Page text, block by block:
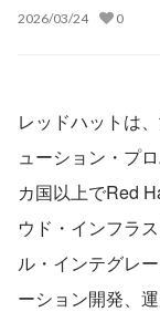
2026/03/24 0
レッドハットは
ューション・プ
カ国以上でRed
ウド・インフラ
ル・インテグレ
ーション開発、